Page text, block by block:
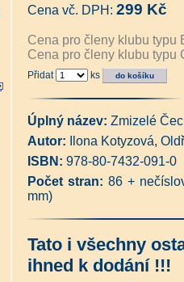
Cena vč. DPH: 299 Kč
Cena pro členy klubu typu
Cena pro členy klubu typu
Přidat ks
Úplný název: Zmizelé
Autor: Ilona Kotyzová,
ISBN: 978-80-7432-091-0
Počet stran:86 +
mm)
Tato i všechny
ihned k dodání !!!